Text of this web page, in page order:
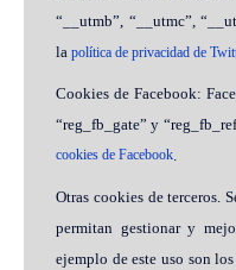
“__utmb”, “__utmc”,
la política de privacidad de
Cookies de Facebook:
“reg_fb_gate” y
cookies de Facebook.
Otras cookies de terceros.
permitan gestionar y
ejemplo de este uso son